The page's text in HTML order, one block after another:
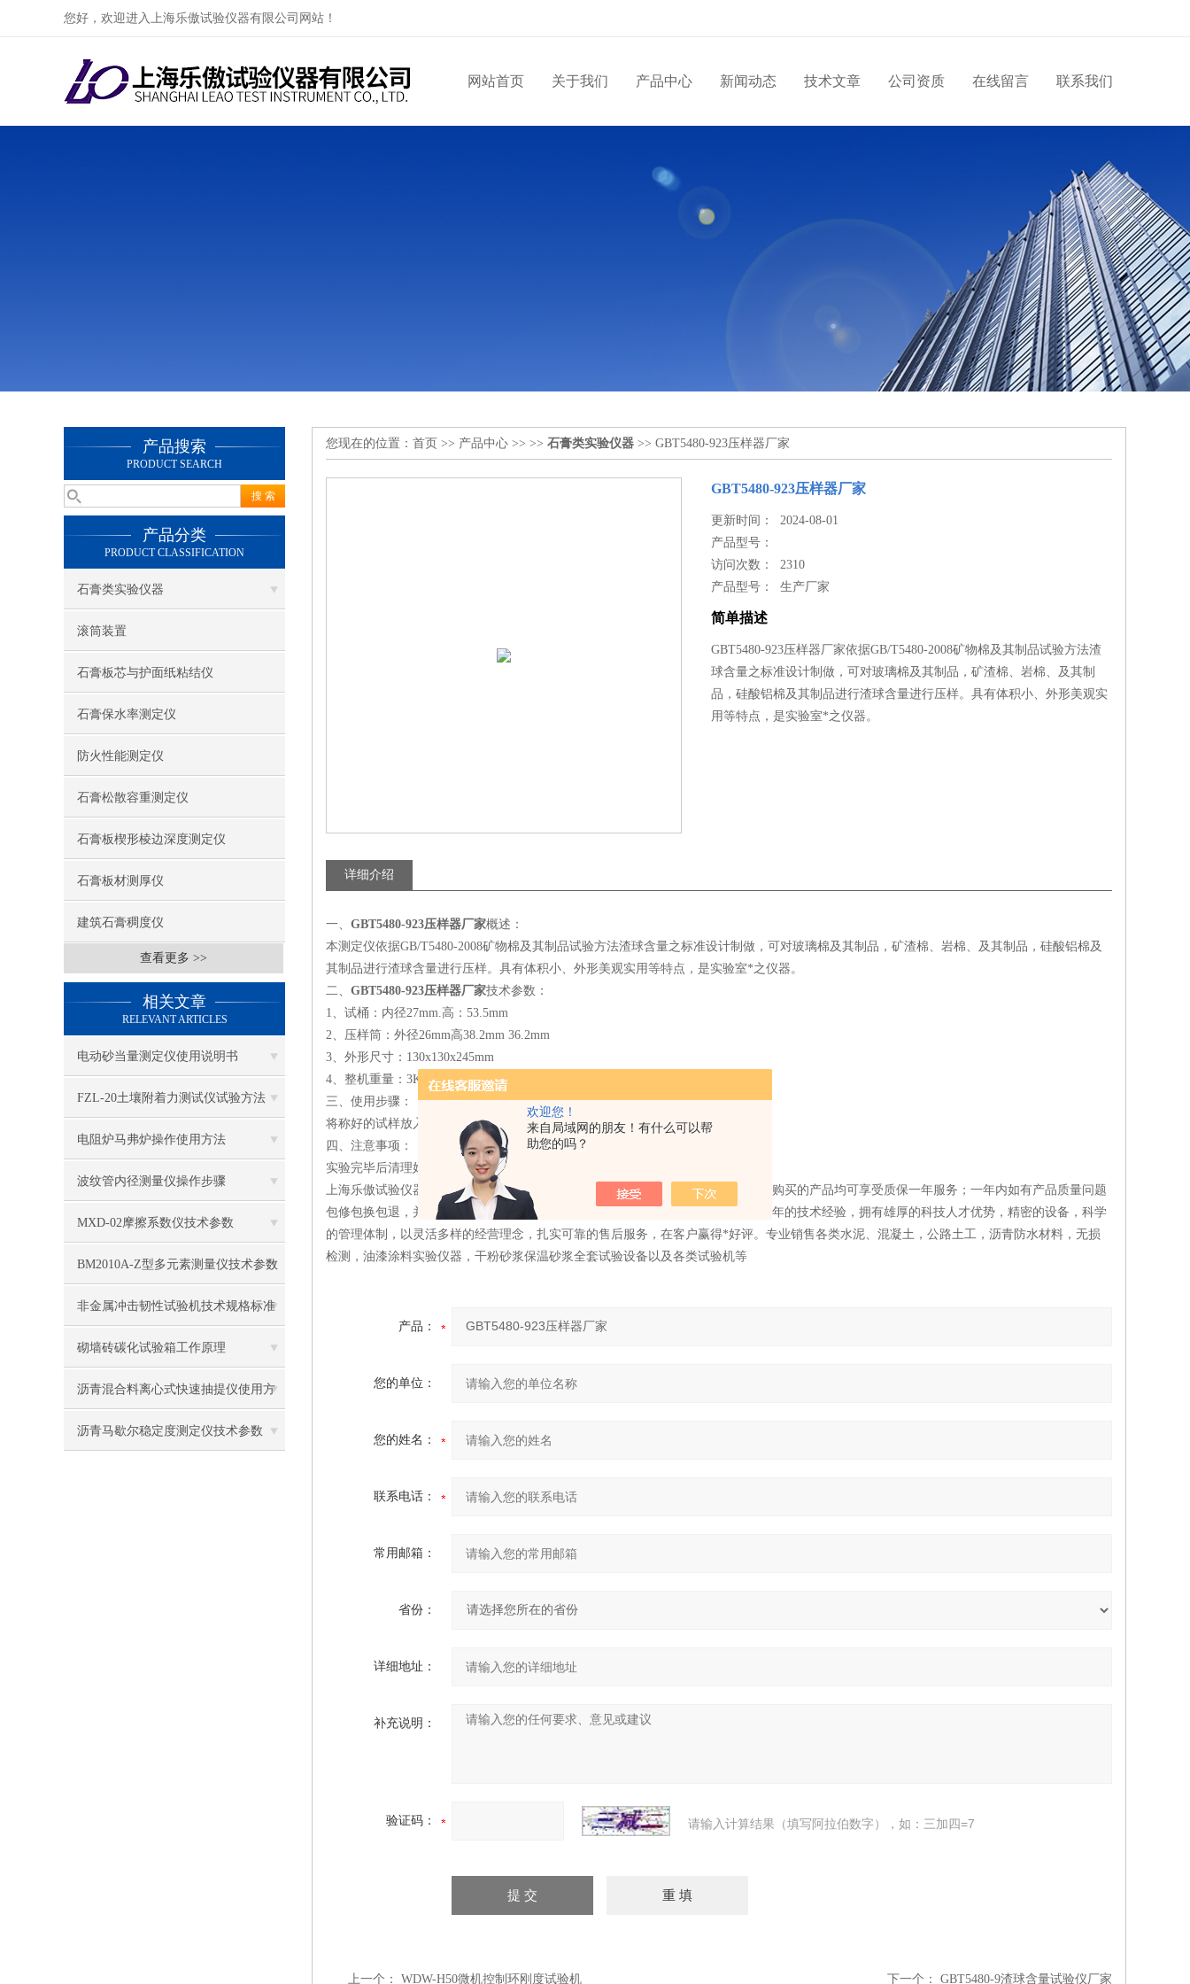
欢迎您！
来自局域网的朋友！有什么可以帮
助您的吗？
您好，欢迎进入上海乐傲试验仪器有限公司网站！
网站首页 关于我们 产品中心 新闻动态 技术文章 公司资质 在线留言 联系我们
产品搜索
PRODUCT SEARCH
产品分类
PRODUCT CLASSIFICATION
石膏类实验仪器
滚筒装置
石膏板芯与护面纸粘结仪
石膏保水率测定仪
防火性能测定仪
石膏松散容重测定仪
石膏板楔形棱边深度测定仪
石膏板材测厚仪
建筑石膏稠度仪
查看更多 >>
相关文章
RELEVANT ARTICLES
电动砂当量测定仪使用说明书
FZL-20土壤附着力测试仪试验方法
电阻炉马弗炉操作使用方法
波纹管内径测量仪操作步骤
MXD-02摩擦系数仪技术参数
BM2010A-Z型多元素测量仪技术参数
非金属冲击韧性试验机技术规格标准
砌墙砖碳化试验箱工作原理
沥青混合料离心式快速抽提仪使用方
法
沥青马歇尔稳定度测定仪技术参数
您现在的位置： 首页 >> 产品中心 >> >> 石膏类实验仪器 >> GBT5480-923压样器厂家
GBT5480-923压样器厂家
更新时间： 2024-08-01
产品型号：
访问次数： 2310
产品型号： 生产厂家
简单描述
GBT5480-923压样器厂家依据GB/T5480-2008矿物棉及其制品试验方法渣
球含量之标准设计制做，可对玻璃棉及其制品，矿渣棉、岩棉、及其制
品，硅酸铝棉及其制品进行渣球含量进行压样。具有体积小、外形美观实
用等特点，是实验室*之仪器。
详细介绍
一、 GBT5480-923压样器厂家概述：
本测定仪依据GB/T5480-2008矿物棉及其制品试验方法渣球含量之标准设计制做，可对玻璃棉及其制品，矿渣棉、岩棉、及其制品，硅酸铝棉及
其制品进行渣球含量进行压样。具有体积小、外形美观实用等特点，是实验室*之仪器。
二、 GBT5480-923压样器厂家技术参数：
1、试桶：内径27mm.高：53.5mm
2、压样筒：外径26mm高38.2mm 36.2mm
3、外形尺寸：130x130x245mm
4、整机重量：3Kg
三、 使用步骤：
将称好的试样放入相应的试桶内。套上压样桶。放于压样器上进行旋转压实。
四、 注意事项：
实验完毕后清理好以便下次使用。
上海乐傲试验仪器有限公司产品售后服务承诺：但凡从上海乐傲试验仪器有限公司购买的产品均可享受质保一年服务；一年内如有产品质量问题
包修包换包退，并可享受终身维护服务。我公司是销售一体化企业，如今已有10多年的技术经验，拥有雄厚的科技人才优势，精密的设备，科学
的管理体制，以灵活多样的经营理念，扎实可靠的售后服务，在客户赢得*好评。专业销售各类水泥、混凝土，公路土工，沥青防水材料，无损
检测，油漆涂料实验仪器，干粉砂浆保温砂浆全套试验设备以及各类试验机等
产品：
您的单位：
您的姓名：
联系电话：
常用邮箱：
省份：
详细地址：
补充说明：
验证码： 请输入计算结果（填写阿拉伯数字），如：三加四=7
上一个： WDW-H50微机控制环刚度试验机 下一个： GBT5480-9渣球含量试验仪厂家